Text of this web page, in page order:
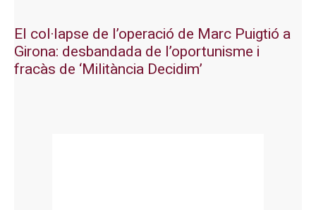
El col·lapse de l’operació de Marc Puigtió a
Girona: desbandada de l’oportunisme i
fracàs de ‘Militància Decidim’